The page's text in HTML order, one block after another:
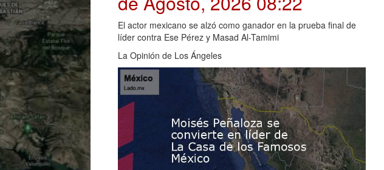
El actor mexicano se alzó como ganador en la prueba final de
líder contra Ese Pérez y Masad Al-Tamimi
La Opinión de Los Ángeles